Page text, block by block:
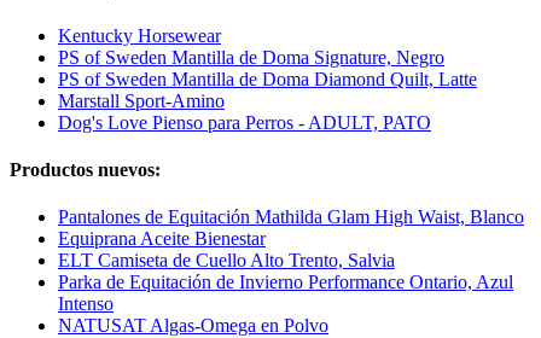
Kentucky Horsewear
PS of Sweden Mantilla de Doma Signature, Negro
PS of Sweden Mantilla de Doma Diamond Quilt, Latte
Marstall Sport-Amino
Dog's Love Pienso para Perros - ADULT, PATO
Productos nuevos:
Pantalones de Equitación Mathilda Glam High Waist, Blanco
Equiprana Aceite Bienestar
ELT Camiseta de Cuello Alto Trento, Salvia
Parka de Equitación de Invierno Performance Ontario, Azul
Intenso
NATUSAT Algas-Omega en Polvo